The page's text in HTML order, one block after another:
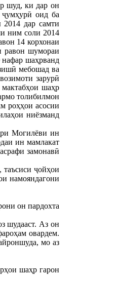
шуд, ки дар он
оид ба
дар самти
ним соли 2014
14 корхонаи
равон шумораи
нафар шаҳрванд
мебошад ва
зарурӣ
шаҳр
толибилмон
роҳҳои асосии
ниёзманд
Могилёви ин
ин мамлакат
замонавӣ
ҷойҳои
намояндагони
он пардохта
шудааст. Аз он
овардем.
мо аз
шаҳр гарон